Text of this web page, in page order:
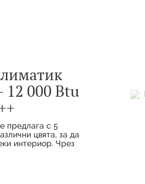
12 000 Btu
предлага с 5
цвята, за да
интериор. Чрез
вашите
на
с